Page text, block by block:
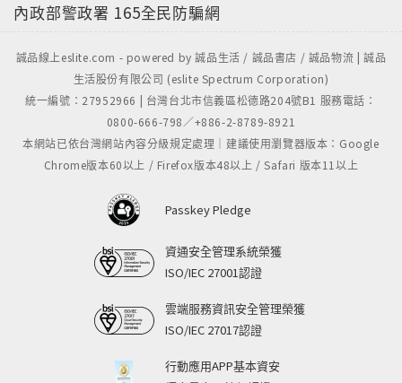
內政部警政署 165全民防騙網
誠品線上eslite.com - powered by 誠品生活 / 誠品書店 / 誠品物流 | 誠品
生活股份有限公司 (eslite Spectrum Corporation)
統一編號：27952966 | 台灣台北市信義區松德路204號B1 服務電話：
0800-666-798／+886-2-8789-8921
本網站已依台灣網站內容分級規定處理｜建議使用瀏覽器版本：Google
Chrome版本60以上 / Firefox版本48以上 / Safari 版本11以上
Passkey Pledge
資通安全管理系統榮獲
ISO/IEC 27001認證
雲端服務資訊安全管理榮獲
ISO/IEC 27017認證
行動應用APP基本資安